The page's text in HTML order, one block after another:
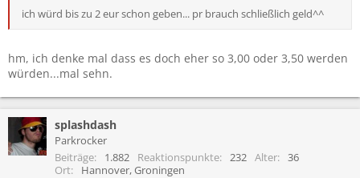
ich würd bis zu 2 eur schon geben... pr brauch schließlich geld^^
hm, ich denke mal dass es doch eher so 3,00 oder 3,50 werden
würden...mal sehn.
splashdash
Parkrocker
Beiträge
1.882 Reaktionspunkte 232 Alter
36
Ort
Hannover, Groningen